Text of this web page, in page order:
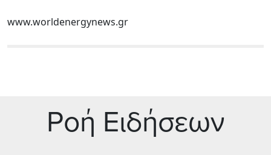
www.worldenergynews.gr
Ρoή Ειδήσεων